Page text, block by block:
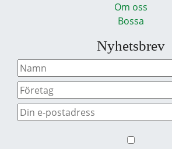
Om oss
Bossa
Nyhetsbrev